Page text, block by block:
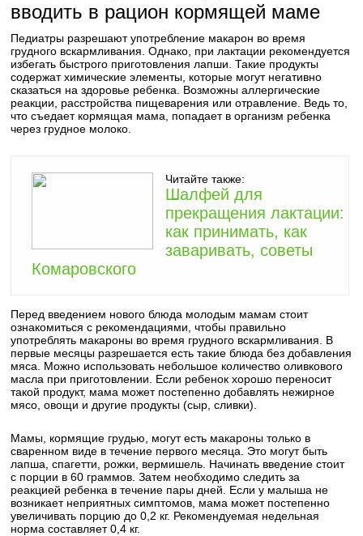
вводить в рацион кормящей маме
Педиатры разрешают употребление макарон во время
грудного вскармливания. Однако, при лактации рекомендуется
избегать быстрого приготовления лапши. Такие продукты
содержат химические элементы, которые могут негативно
сказаться на здоровье ребенка. Возможны аллергические
реакции, расстройства пищеварения или отравление. Ведь то,
что съедает кормящая мама, попадает в организм ребенка
через грудное молоко.
Читайте также:
Шалфей для
прекращения лактации:
как принимать, как
заваривать, советы
Комаровского
Перед введением нового блюда молодым мамам стоит
ознакомиться с рекомендациями, чтобы правильно
употреблять макароны во время грудного вскармливания. В
первые месяцы разрешается есть такие блюда без добавления
мяса. Можно использовать небольшое количество оливкового
масла при приготовлении. Если ребенок хорошо переносит
такой продукт, мама может постепенно добавлять нежирное
мясо, овощи и другие продукты (сыр, сливки).
Мамы, кормящие грудью, могут есть макароны только в
сваренном виде в течение первого месяца. Это могут быть
лапша, спагетти, рожки, вермишель. Начинать введение стоит
с порции в 60 граммов. Затем необходимо следить за
реакцией ребенка в течение пары дней. Если у малыша не
возникает неприятных симптомов, мама может постепенно
увеличивать порцию до 0,2 кг. Рекомендуемая недельная
норма составляет 0,4 кг.